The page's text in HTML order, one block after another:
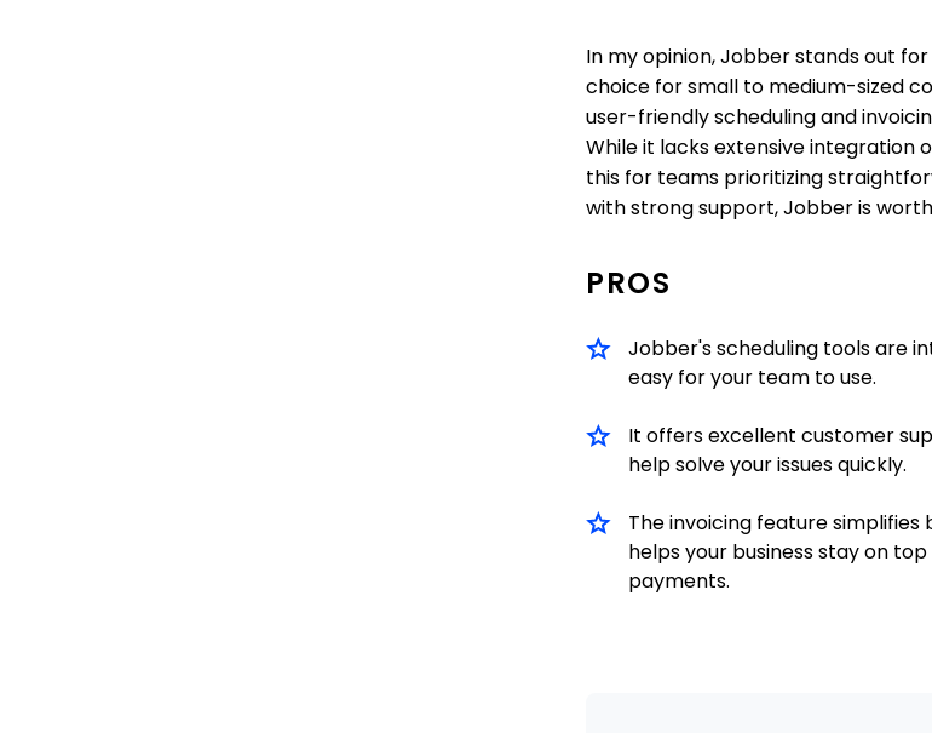
In my opinion, Jobber stands out
choice for small to medium-sized
user-friendly scheduling and
While it lacks extensive integration
this for teams prioritizing
with strong support, Jobber is
PROS
Jobber's scheduling tools are
easy for your team to use.
It offers excellent customer
help solve your issues quickly.
The invoicing feature simplifies
helps your business stay on top
payments.